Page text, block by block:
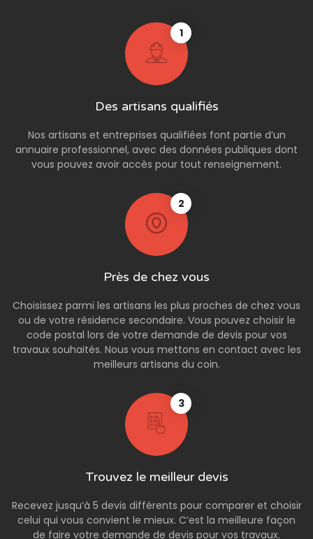
1
Des artisans qualifiés
Nos artisans et entreprises qualifiées font partie d’un
annuaire professionnel, avec des données publiques dont
vous pouvez avoir accès pour tout renseignement.
2
Près de chez vous
Choisissez parmi les artisans les plus proches de chez vous
ou de votre résidence secondaire. Vous pouvez choisir le
code postal lors de votre demande de devis pour vos
travaux souhaités. Nous vous mettons en contact avec les
meilleurs artisans du coin.
3
Trouvez le meilleur devis
Recevez jusqu’à 5 devis différents pour comparer et choisir
celui qui vous convient le mieux. C’est la meilleure façon
de faire votre demande de devis pour vos travaux.